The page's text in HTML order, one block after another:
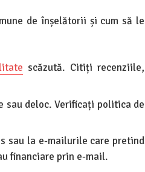
de înșelătorii și cum să le
scăzută. Citiți recenziile,
sau deloc. Verificați politica de
sau la e-mailurile care pretind
financiare prin e-mail.